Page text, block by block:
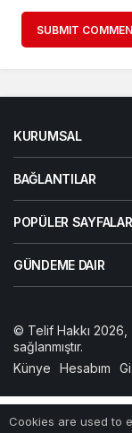
SUBMIT
Cookies are used to
KURUMSAL
BAĞLANTILAR
POPÜLER SAYFALAR
GÜNDEME DAIR
© Telif Hakkı 2026,
sağlanmıştır.
Künye
Hesabım